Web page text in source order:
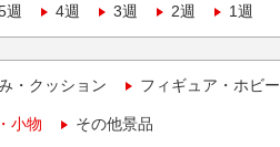
週 4週 3週 2週 1週
・クッション フィギュア・ホビー
小物 その他景品